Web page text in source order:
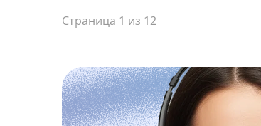
Страница 1 из 12